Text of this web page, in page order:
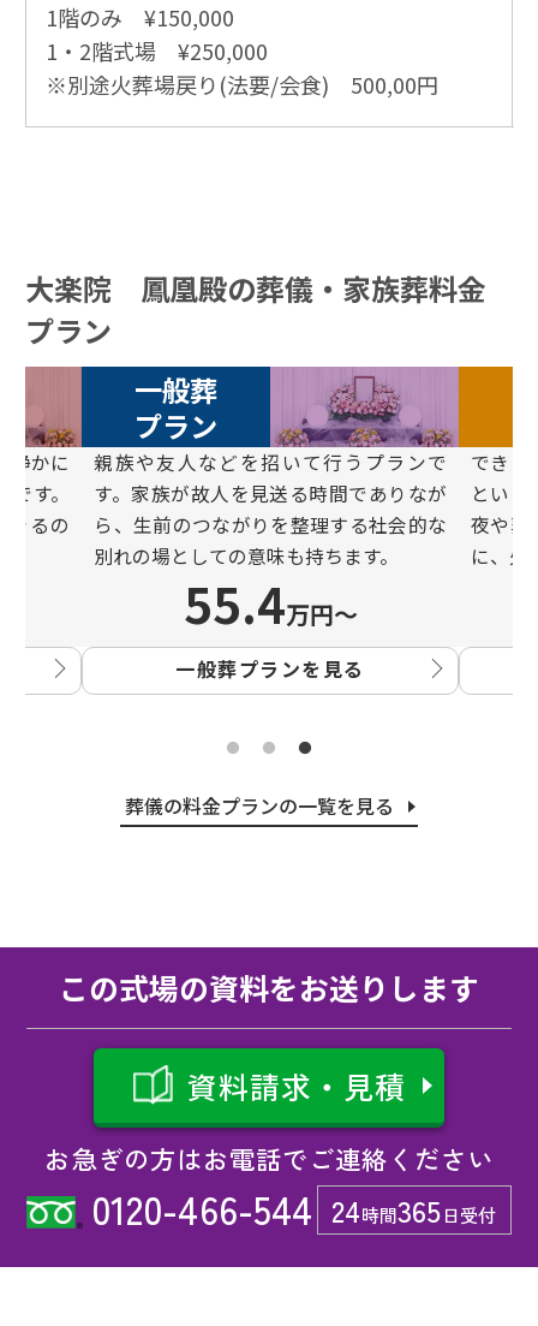
1階のみ ¥150,000
1・2階式場 ¥250,000
※別途火葬場戻り(法要/会食) 500,00円
大楽院 鳳凰殿の葬儀・家族葬料金
プラン
静かに
す。
るの
一般葬
プラン
親族や友⼈などを招いて⾏うプランで
す。家族が故⼈を⾒送る時間でありなが
ら、⽣前のつながりを整理する社会的な
別れの場としての意味も持ちます。
55.4万円〜
一般葬プランを見る
できる
とい
夜や葬
に、⽕
葬儀の料金プランの一覧を見る
この式場の資料をお送りします
お急ぎの方はお電話でご連絡ください
24時間365日受付
0120-466-544
資料請求・見積